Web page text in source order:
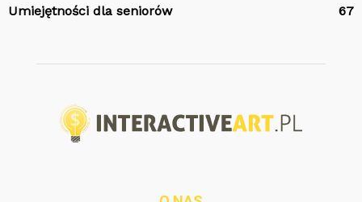
Umiejętności dla seniorów
67